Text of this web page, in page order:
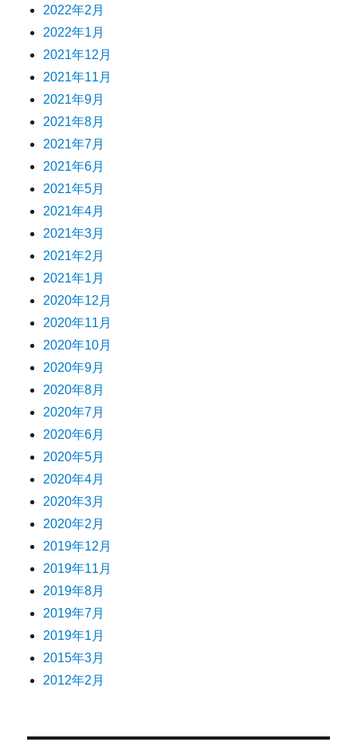
2022年2月
2022年1月
2021年12月
2021年11月
2021年9月
2021年8月
2021年7月
2021年6月
2021年5月
2021年4月
2021年3月
2021年2月
2021年1月
2020年12月
2020年11月
2020年10月
2020年9月
2020年8月
2020年7月
2020年6月
2020年5月
2020年4月
2020年3月
2020年2月
2019年12月
2019年11月
2019年8月
2019年7月
2019年1月
2015年3月
2012年2月